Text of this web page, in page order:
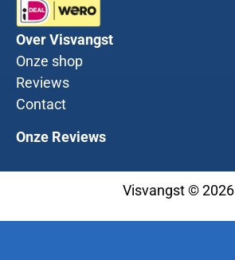
Over Visvangst
Onze shop
Reviews
Contact
Onze Reviews
Visvangst © 2026